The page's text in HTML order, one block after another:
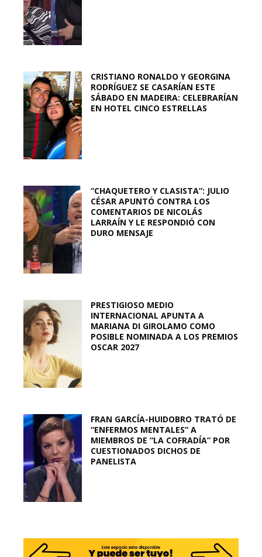
CRISTIANO RONALDO Y GEORGINA
RODRÍGUEZ SE CASARÍAN ESTE
SÁBADO EN MADEIRA: CELEBRARÍAN
EN HOTEL CINCO ESTRELLAS
“CHAQUETERO Y CLASISTA”: JULIO
CÉSAR APUNTÓ CONTRA LOS
COMENTARIOS DE NICOLÁS
LARRAÍN Y LE RESPONDIÓ CON
DURO MENSAJE
PRESTIGIOSO MEDIO
INTERNACIONAL APUNTA A
MARIANA DI GIROLAMO COMO
POSIBLE NOMINADA A LOS PREMIOS
OSCAR 2027
FRAN GARCÍA-HUIDOBRO TRATÓ DE
“ENFERMOS MENTALES” A
MIEMBROS DE “LA COFRADÍA” POR
CUESTIONADOS DICHOS DE
PANELISTA